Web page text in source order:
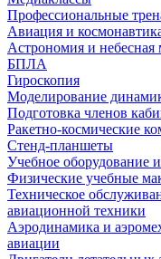
Профессиональные
Авиация и
Астрономия и небесная
БПЛА
Гироскопия
Моделирование
Подготовка членов
Ракетно-космические
Стенд-планшеты
Учебное оборудование
Физические учебные
Техническое
авиационной техники
Аэродинамика и
авиации